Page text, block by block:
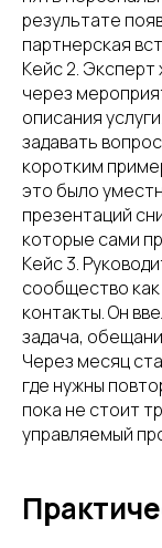
результате
партнерская
Кейс 2. Эксперт
через
описания
задавать
коротким
это было
презентаций
которые сами
Кейс 3.
сообщество
контакты. Он
задача,
Через месяц
где нужны
пока не стоит
управляемый